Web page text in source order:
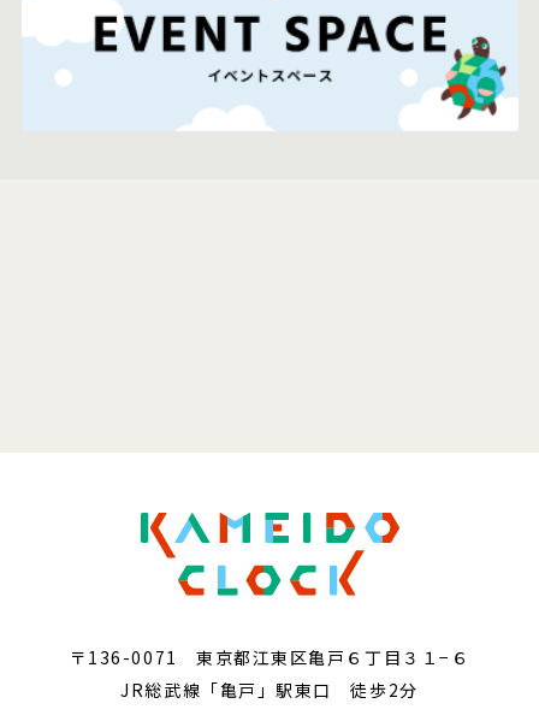
〒136-0071 東京都江東区亀戸６丁目３１−６
JR総武線「亀戸」駅東口 徒歩2分